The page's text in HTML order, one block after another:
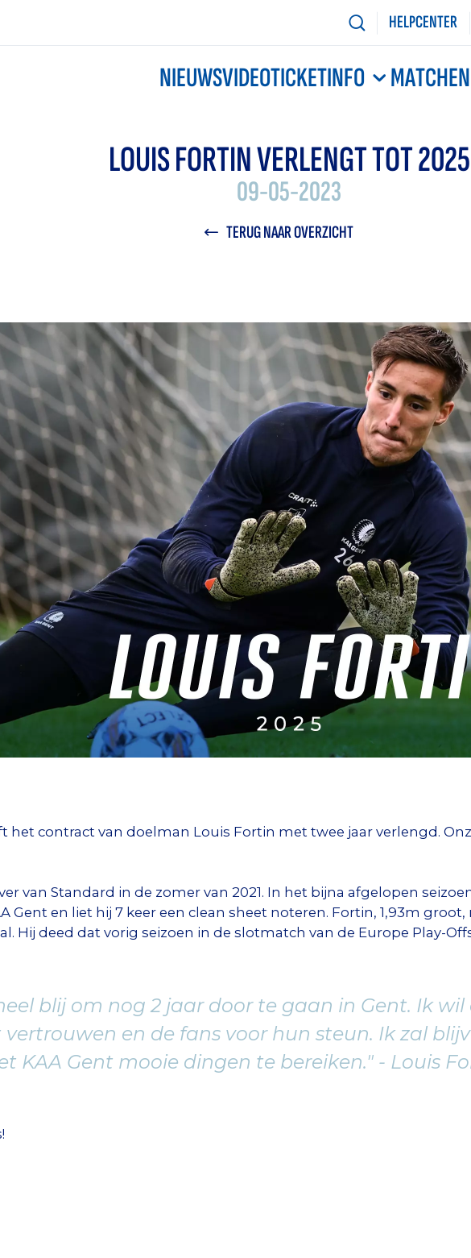
HELPCENTER
NIEUWSVIDEOTICKETINFO MATCHEN
LOUIS FORTIN VERLENGT TOT 2025
09-05-2023
TERUG NAAR OVERZICHT
het contract van doelman Louis Fortin met twee jaar verlengd.
van Standard in de zomer van 2021. In het bijna afgelopen
Gent en liet hij 7 keer een clean sheet noteren. Fortin, 1,93m
Hij deed dat vorig seizoen in de slotmatch van de Europe Play-
blij om nog 2 jaar door te gaan in Gent. Ik
vertrouwen en de fans voor hun steun. Ik zal
KAA Gent mooie dingen te bereiken." - Louis